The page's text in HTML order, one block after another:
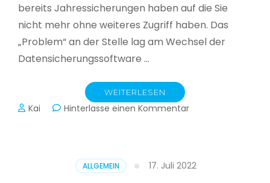
bereits Jahressicherungen haben auf die Sie
nicht mehr ohne weiteres Zugriff haben. Das
„Problem“ an der Stelle lag am Wechsel der
Datensicherungssoftware …
WEITERLESEN
Kai Hinterlasse einen Kommentarzu
Jahressicherung
ALLGEMEIN 17. Juli 2022